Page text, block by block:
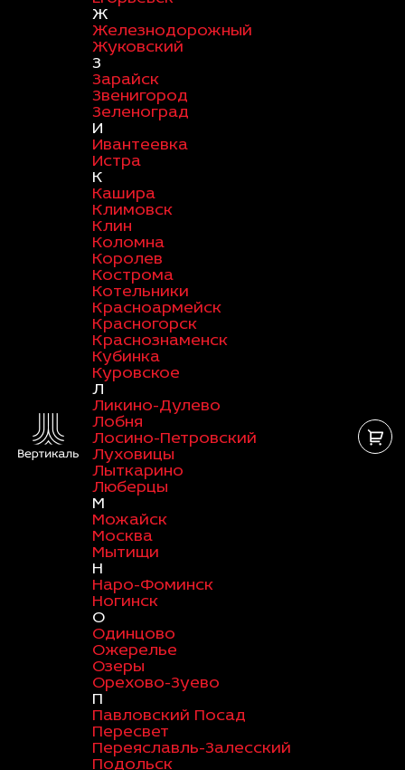
Ж
Железнодорожный
Жуковский
З
Зарайск
Звенигород
Зеленоград
И
Ивантеевка
Истра
К
Кашира
Климовск
Клин
Коломна
Королев
Кострома
Котельники
Красноармейск
Красногорск
Краснознаменск
Кубинка
Куровское
Л
Ликино-Дулево
Лобня
Лосино-Петровский
Луховицы
Лыткарино
Люберцы
М
Можайск
Москва
Мытищи
Н
Наро-Фоминск
Ногинск
О
Одинцово
Ожерелье
Озеры
Орехово-Зуево
П
Павловский Посад
Пересвет
Переяславль-Залесский
Подольск